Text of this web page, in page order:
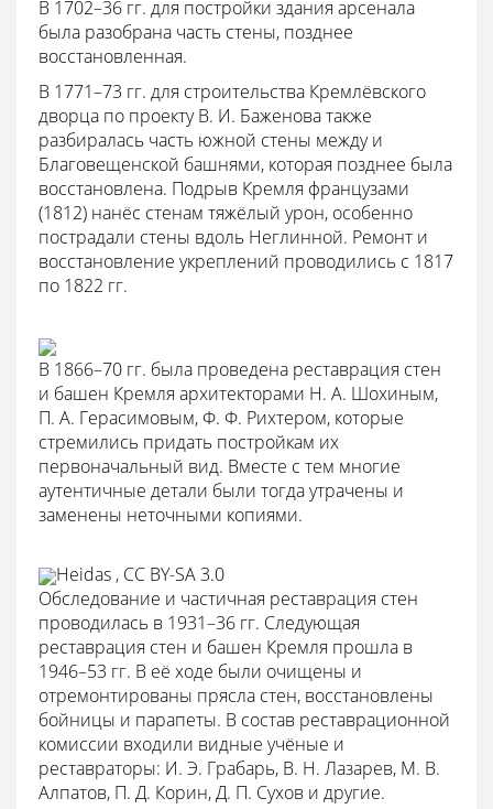
В 1702–36 гг. для постройки здания арсенала
была разобрана часть стены, позднее
восстановленная.
В 1771–73 гг. для строительства Кремлёвского
дворца по проекту В. И. Баженова также
разбиралась часть южной стены между и
Благовещенской башнями, которая позднее была
восстановлена. Подрыв Кремля французами
(1812) нанёс стенам тяжёлый урон, особенно
пострадали стены вдоль Неглинной. Ремонт и
восстановление укреплений проводились с 1817
по 1822 гг.
В 1866–70 гг. была проведена реставрация стен
и башен Кремля архитекторами Н. А. Шохиным,
П. А. Герасимовым, Ф. Ф. Рихтером, которые
стремились придать постройкам их
первоначальный вид. Вместе с тем многие
аутентичные детали были тогда утрачены и
заменены неточными копиями.
Heidas , CC BY-SA 3.0
Обследование и частичная реставрация стен
проводилась в 1931–36 гг. Следующая
реставрация стен и башен Кремля прошла в
1946–53 гг. В её ходе были очищены и
отремонтированы прясла стен, восстановлены
бойницы и парапеты. В состав реставрационной
комиссии входили видные учёные и
реставраторы: И. Э. Грабарь, В. Н. Лазарев, М. В.
Алпатов, П. Д. Корин, Д. П. Сухов и другие.